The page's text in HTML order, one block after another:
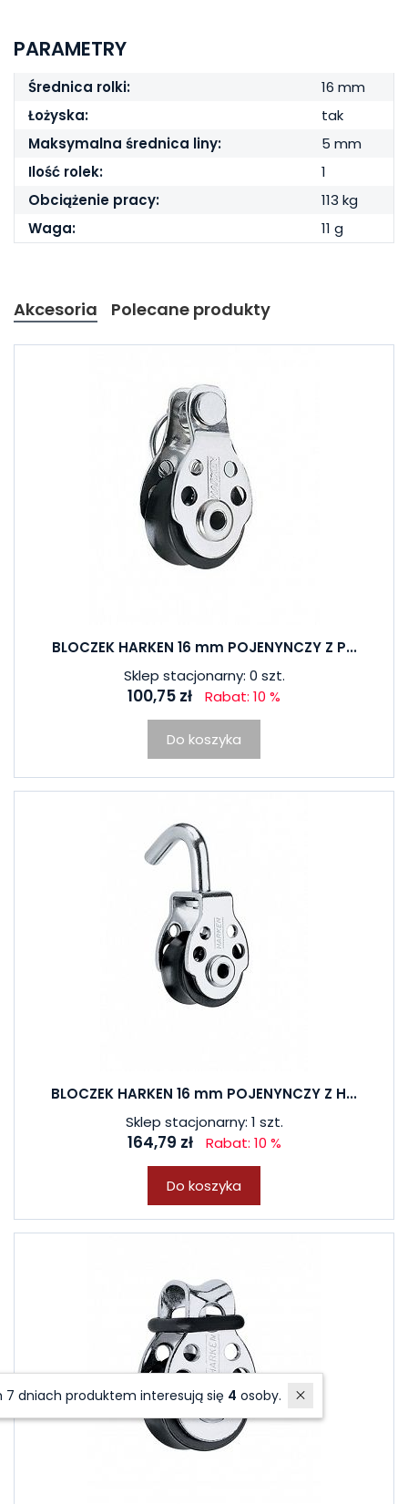
PARAMETRY
Średnica rolki:
16 mm
Łożyska:
tak
Maksymalna średnica liny:
5 mm
Ilość rolek:
1
Obciążenie pracy:
113 kg
Waga:
11 g
Akcesoria Polecane produkty
BLOCZEK HARKEN 16 mm POJENYNCZY Z P...
Sklep stacjonarny: 0 szt.
100,75 zł Rabat: 10 %
Do koszyka
BLOCZEK HARKEN 16 mm POJENYNCZY Z H...
Sklep stacjonarny: 1 szt.
164,79 zł Rabat: 10 %
Do koszyka
W ostatnich 7 dniach produktem interesują się